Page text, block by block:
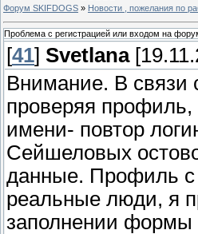
Форум SKIFDOGS » Новости , пожелания по
Проблема с регистрацией или входом на
[41] Svetlana
Внимание. В связи
проверяя
имени- повтор
Сейшеловых
данные. Профиль с
реальные люди, я
заполнении формы